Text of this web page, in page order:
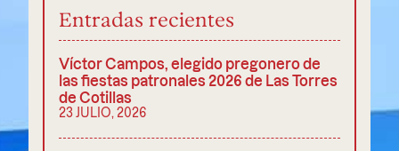
Entradas recientes
Víctor Campos, elegido pregonero de
las fiestas patronales 2026 de Las Torres
de Cotillas
23 JULIO, 2026